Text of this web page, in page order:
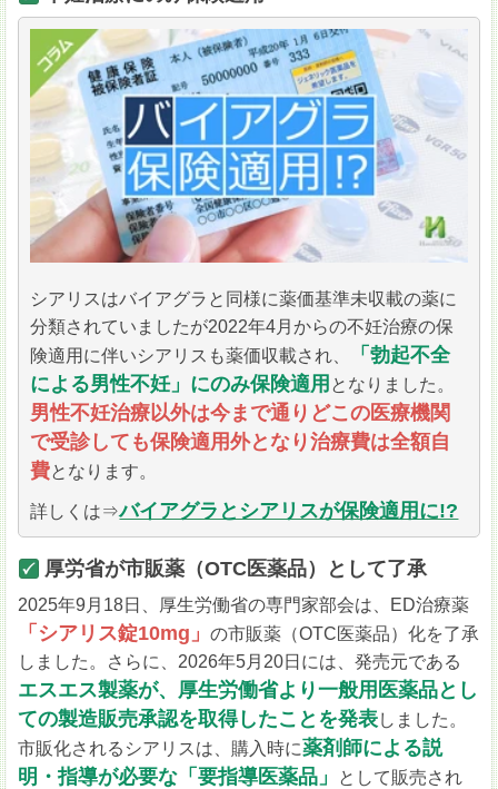
シアリスはバイアグラと同様に薬価基準未収載の薬に
分類されていましたが2022年4月からの不妊治療の保
険適用に伴いシアリスも薬価収載され、
「勃起不全
による男性不妊」にのみ保険適用 となりました。
男性不妊治療以外は今まで通りどこの医療機関
で受診しても保険適用外となり治療費は全額自
費となります。
詳しくは⇒バイアグラとシアリスが保険適用に!?
厚労省が市販薬（OTC医薬品）として了承
2025年9月18日、厚生労働省の専門家部会は、ED治療薬
「シアリス錠10mg」の市販薬（OTC医薬品）化を了承
しました。さらに、2026年5月20日には、発売元である
エスエス製薬が、厚生労働省より一般用医薬品とし
ての製造販売承認を取得したことを発表しました。
市販化されるシアリスは、購入時に薬剤師による説
明・指導が必要な「要指導医薬品」
として販売され